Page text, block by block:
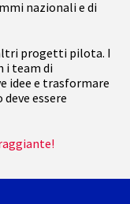
nazionali e di
progetti pilota. I
i team di
idee e trasformare
essere